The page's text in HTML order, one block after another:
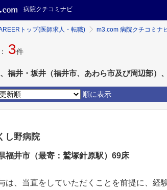
病院クチコミナビ
トップ(医師求人・転職) m3.com 病院クチコミナ
3件
福井・坂井（福井市、あわら市及び周辺部）
順に表示
し野病院
福井市（最寄：鷲塚針原駅）69床
は、当直をしていただくことを前提に、経